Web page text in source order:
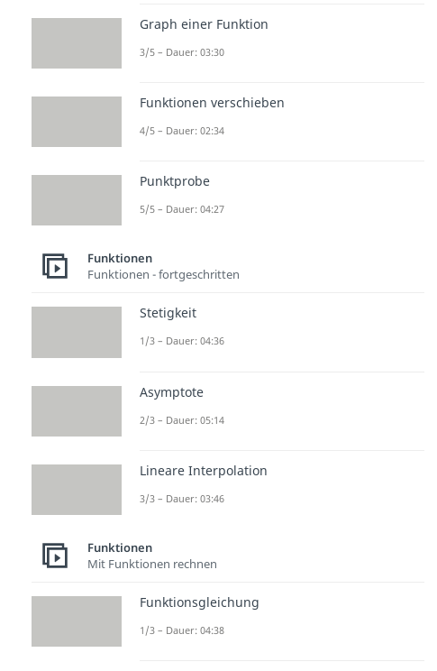
Graph einer Funktion
3/5 – Dauer: 03:30
Funktionen verschieben
4/5 – Dauer: 02:34
Punktprobe
5/5 – Dauer: 04:27
Funktionen
Funktionen - fortgeschritten
Stetigkeit
1/3 – Dauer: 04:36
Asymptote
2/3 – Dauer: 05:14
Lineare Interpolation
3/3 – Dauer: 03:46
Funktionen
Mit Funktionen rechnen
Funktionsgleichung
1/3 – Dauer: 04:38